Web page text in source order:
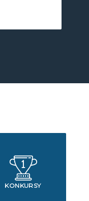
KONKURSY